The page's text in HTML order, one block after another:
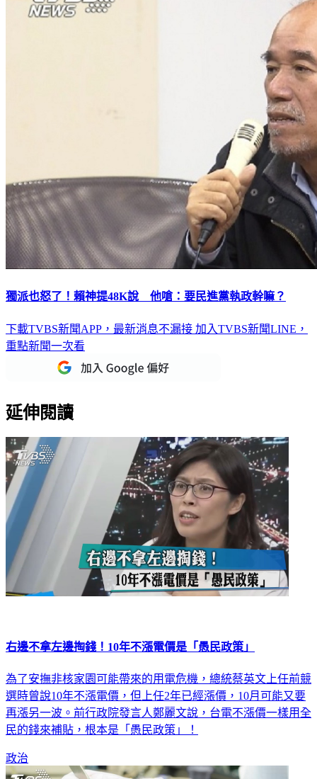
獨派也怒了！賴神提48K說 他嗆：要民進黨執政幹嘛？
下載TVBS新聞APP，最新消息不漏接 加入TVBS新聞LINE，
重點新聞一次看
延伸閱讀
右邊不拿左邊掏錢！10年不漲電價是「愚民政策」
為了安撫非核家園可能帶來的用電危機，總統蔡英文上任前競
選時曾說10年不漲電價，但上任2年已經漲價，10月可能又要
再漲另一波。前行政院發言人鄭麗文說，台電不漲價一樣用全
民的錢來補貼，根本是「愚民政策」！
政治